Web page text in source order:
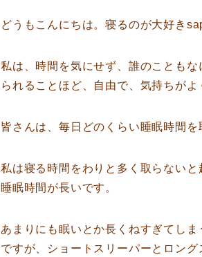
どうもこんにちは。寝るのが大好き
私は、時間を気にせず、誰のことも
られることほど、自由で、気持ちが
皆さんは、毎日どのくらい睡眠時間を
私は寝る時間をわりと多く取らない
睡眠時間が長いです。
あまりにも眠いとか長くねすぎてし
ですが、ショートスリーパーとロン